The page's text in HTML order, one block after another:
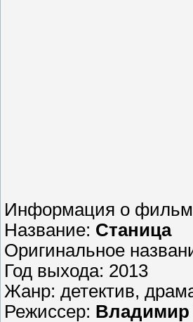
Информация о
Название: Станица
Оригинальное
Год выхода: 2013
Жанр: детектив,
Режиссер: